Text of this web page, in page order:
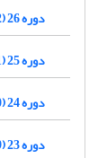
دوره 26 (1402)
دوره 25 (1401)
دوره 24 (1400)
دوره 23 (1399)